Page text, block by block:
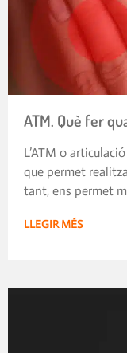
ATM. Què fer
L’ATM o
que permet
tant, ens permet
LLEGIR MÉS